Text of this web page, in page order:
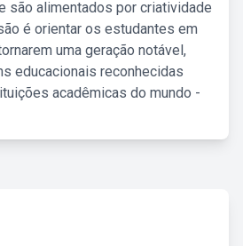
são alimentados por criatividade
é orientar os estudantes em
uma geração notável,
educacionais reconhecidas
acadêmicas do mundo -